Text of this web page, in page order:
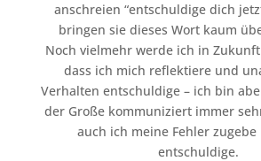
anschreien “entschuldige dich
bringen sie dieses Wort kaum
Noch vielmehr werde ich in
dass ich mich reflektiere und
Verhalten entschuldige – ich bin
der Große kommuniziert immer
auch ich meine Fehler
entschuldige.